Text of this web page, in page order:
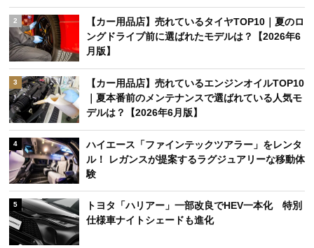
2
【カー用品店】売れているタイヤTOP10｜夏のロ
ングドライブ前に選ばれたモデルは？【2026年6
月版】
3
【カー用品店】売れているエンジンオイルTOP10
｜夏本番前のメンテナンスで選ばれている人気モ
デルは？【2026年6月版】
4
ハイエース「ファインテックツアラー」をレンタ
ル！ レガンスが提案するラグジュアリーな移動体
験
5
トヨタ「ハリアー」一部改良でHEV一本化 特別
仕様車ナイトシェードも進化